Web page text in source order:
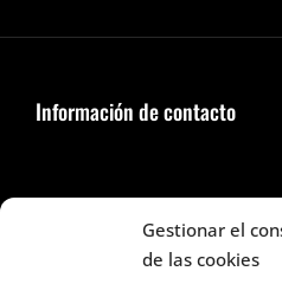
Gestionar el
de las cookies
Información de contacto
Seguir en Facebook e